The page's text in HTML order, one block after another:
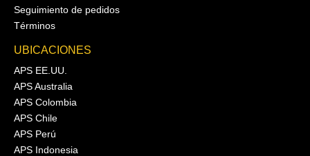
Seguimiento de pedidos
Términos
UBICACIONES
APS EE.UU.
APS Australia
APS Colombia
APS Chile
APS Perú
APS Indonesia